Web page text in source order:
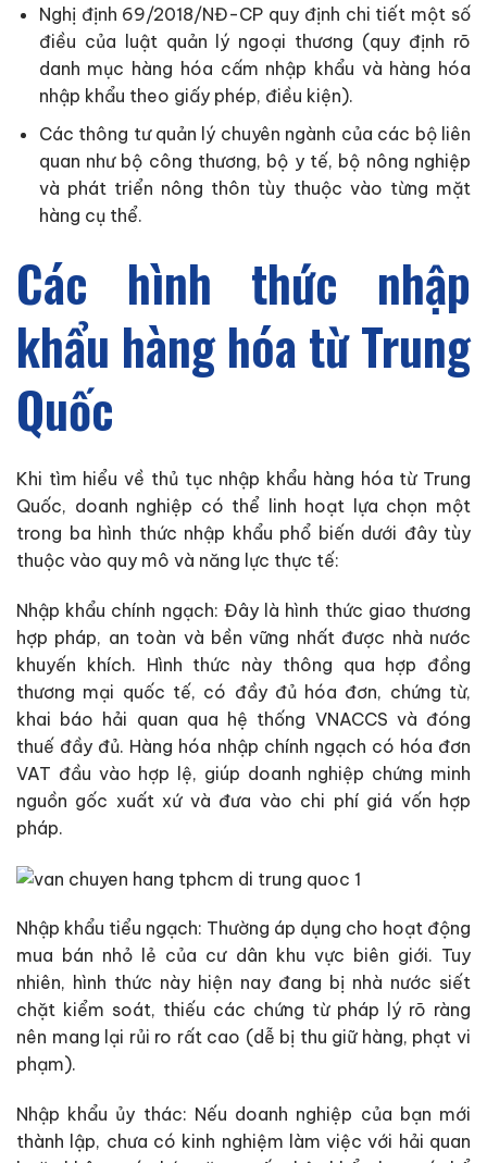
Nghị định 69/2018/NĐ-CP quy định chi tiết một số
điều của luật quản lý ngoại thương (quy định rõ
danh mục hàng hóa cấm nhập khẩu và hàng hóa
nhập khẩu theo giấy phép, điều kiện).
Các thông tư quản lý chuyên ngành của các bộ liên
quan như bộ công thương, bộ y tế, bộ nông nghiệp
và phát triển nông thôn tùy thuộc vào từng mặt
hàng cụ thể.
Các hình thức nhập
khẩu hàng hóa từ Trung
Quốc
Khi tìm hiểu về thủ tục nhập khẩu hàng hóa từ Trung
Quốc, doanh nghiệp có thể linh hoạt lựa chọn một
trong ba hình thức nhập khẩu phổ biến dưới đây tùy
thuộc vào quy mô và năng lực thực tế:
Nhập khẩu chính ngạch: Đây là hình thức giao thương
hợp pháp, an toàn và bền vững nhất được nhà nước
khuyến khích. Hình thức này thông qua hợp đồng
thương mại quốc tế, có đầy đủ hóa đơn, chứng từ,
khai báo hải quan qua hệ thống VNACCS và đóng
thuế đầy đủ. Hàng hóa nhập chính ngạch có hóa đơn
VAT đầu vào hợp lệ, giúp doanh nghiệp chứng minh
nguồn gốc xuất xứ và đưa vào chi phí giá vốn hợp
pháp.
Nhập khẩu tiểu ngạch: Thường áp dụng cho hoạt động
mua bán nhỏ lẻ của cư dân khu vực biên giới. Tuy
nhiên, hình thức này hiện nay đang bị nhà nước siết
chặt kiểm soát, thiếu các chứng từ pháp lý rõ ràng
nên mang lại rủi ro rất cao (dễ bị thu giữ hàng, phạt vi
phạm).
Nhập khẩu ủy thác: Nếu doanh nghiệp của bạn mới
thành lập, chưa có kinh nghiệm làm việc với hải quan